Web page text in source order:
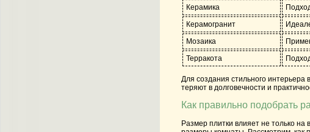
Керамика
Керамогранит
Мозаика
Терракота
Для создания стильного
теряют в долговечности и
Как правильно подобрать
Размер плитки влияет не только